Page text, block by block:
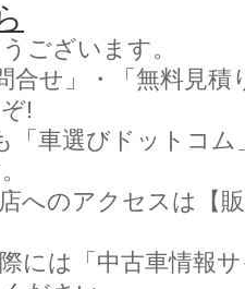
ございます。
合せ」・「無料見積
!
「車選びドットコ
へのアクセスは【
には「中古車情報